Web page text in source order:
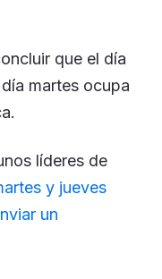
que el día
martes ocupa
líderes de
y jueves
un